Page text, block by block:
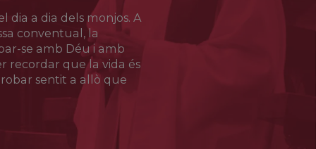
dia a dia dels monjos. A
conventual, la
se amb Déu i amb
recordar que la vida és
sentit a allò que